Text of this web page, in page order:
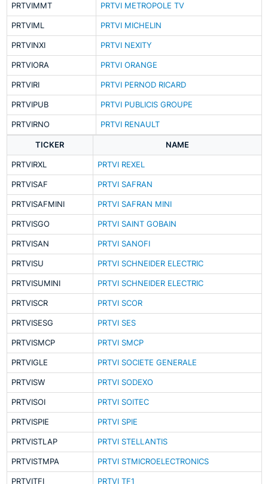
PRTVIMMT PRTVI METROPOLE TV
PRTVIML PRTVI MICHELIN
PRTVINXI PRTVI NEXITY
PRTVIORA PRTVI ORANGE
PRTVIRI PRTVI PERNOD RICARD
PRTVIPUB PRTVI PUBLICIS GROUPE
PRTVIRNO PRTVI RENAULT
TICKER NAME
PRTVIRXL PRTVI REXEL
PRTVISAF PRTVI SAFRAN
PRTVISAFMINI PRTVI SAFRAN MINI
PRTVISGO PRTVI SAINT GOBAIN
PRTVISAN PRTVI SANOFI
PRTVISU PRTVI SCHNEIDER ELECTRIC
PRTVISUMINI PRTVI SCHNEIDER ELECTRIC
PRTVISCR PRTVI SCOR
PRTVISESG PRTVI SES
PRTVISMCP PRTVI SMCP
PRTVIGLE PRTVI SOCIETE GENERALE
PRTVISW PRTVI SODEXO
PRTVISOI PRTVI SOITEC
PRTVISPIE PRTVI SPIE
PRTVISTLAP PRTVI STELLANTIS
PRTVISTMPA PRTVI STMICROELECTRONICS
PRTVITFI PRTVI TF1